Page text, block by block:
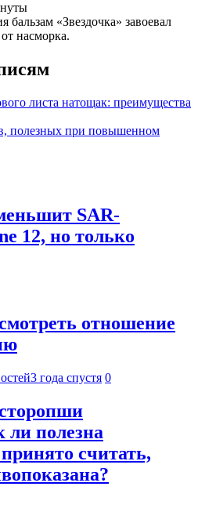
бальзам «Звездочка» завоевал
насморка.
листа натощак: преимущества
полезных при повышенном
SAR-
12, но только
отношение
3 года спустя 0
ли полезна
считать,